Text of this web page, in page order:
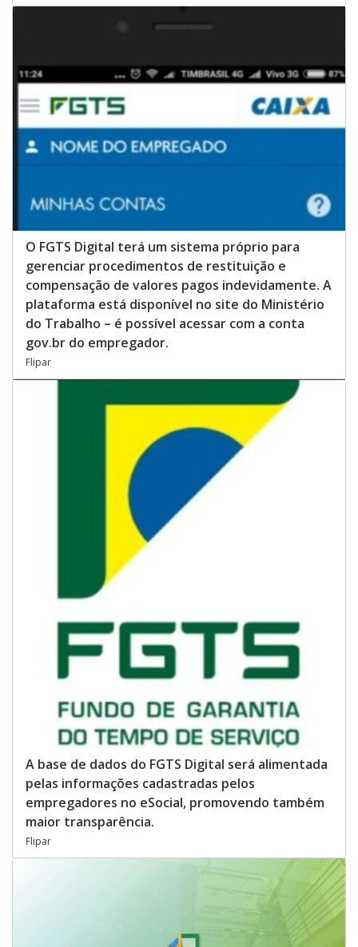
O FGTS Digital terá um sistema próprio para
gerenciar procedimentos de restituição e
compensação de valores pagos indevidamente. A
plataforma está disponível no site do Ministério
do Trabalho – é possível acessar com a conta
gov.br do empregador.
Flipar
A base de dados do FGTS Digital será alimentada
pelas informações cadastradas pelos
empregadores no eSocial, promovendo também
maior transparência.
Flipar